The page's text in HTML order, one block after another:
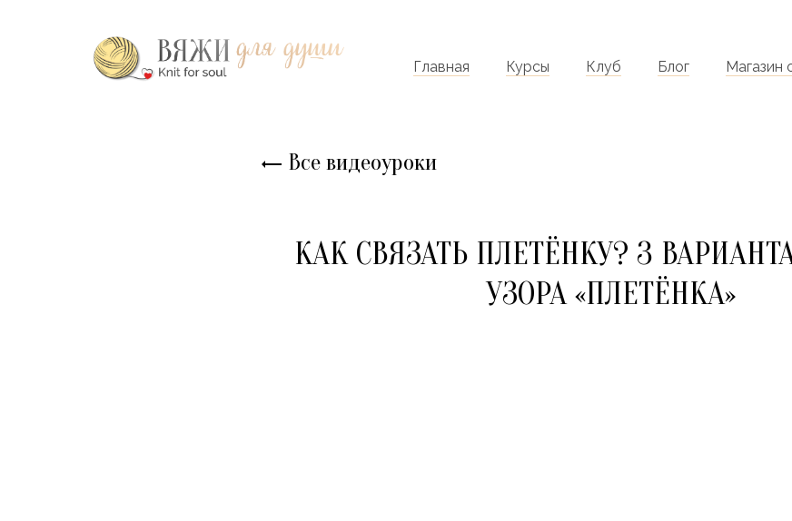
Главная Курсы Клуб Блог Магазин
Все видеоуроки
КАК СВЯЗАТЬ ПЛЕТЁНКУ? 3
УЗОРА «ПЛЕТЁНКА»